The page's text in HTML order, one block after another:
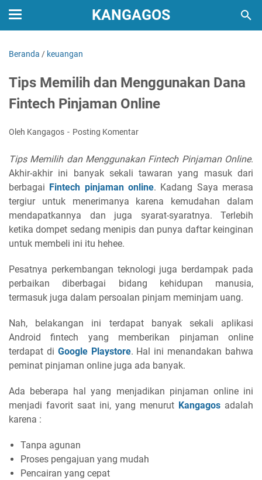
KANGAGOS
Beranda / keuangan
Tips Memilih dan Menggunakan Dana
Fintech Pinjaman Online
Oleh Kangagos Posting Komentar
Tips Memilih dan Menggunakan Fintech Pinjaman Online.
Akhir-akhir ini banyak sekali tawaran yang masuk dari
berbagai Fintech pinjaman online. Kadang Saya merasa
tergiur untuk menerimanya karena kemudahan dalam
mendapatkannya dan juga syarat-syaratnya. Terlebih
ketika dompet sedang menipis dan punya daftar keinginan
untuk membeli ini itu hehee.
Pesatnya perkembangan teknologi juga berdampak pada
perbaikan diberbagai bidang kehidupan manusia,
termasuk juga dalam persoalan pinjam meminjam uang.
Nah, belakangan ini terdapat banyak sekali aplikasi
Android fintech yang memberikan pinjaman online
terdapat di Google Playstore. Hal ini menandakan bahwa
peminat pinjaman online juga ada banyak.
Ada beberapa hal yang menjadikan pinjaman online ini
menjadi favorit saat ini, yang menurut Kangagos adalah
karena :
Tanpa agunan
Proses pengajuan yang mudah
Pencairan yang cepat